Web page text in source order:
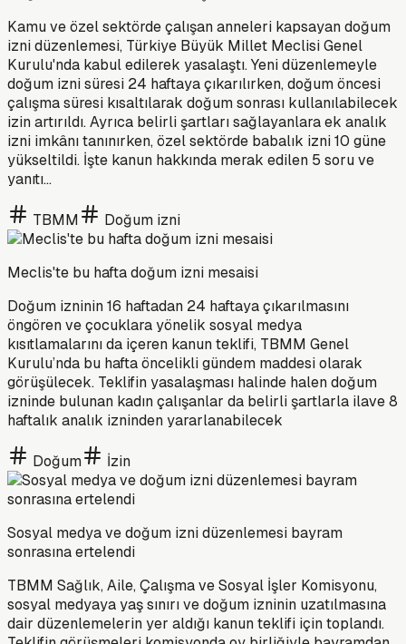
Kamu ve özel sektörde çalışan anneleri kapsayan doğum
izni düzenlemesi, Türkiye Büyük Millet Meclisi Genel
Kurulu'nda kabul edilerek yasalaştı. Yeni düzenlemeyle
doğum izni süresi 24 haftaya çıkarılırken, doğum öncesi
çalışma süresi kısaltılarak doğum sonrası kullanılabilecek
izin artırıldı. Ayrıca belirli şartları sağlayanlara ek analık
izni imkânı tanınırken, özel sektörde babalık izni 10 güne
yükseltildi. İşte kanun hakkında merak edilen 5 soru ve
yanıtı...
TBMM Doğum izni
Meclis'te bu hafta doğum izni mesaisi
Doğum izninin 16 haftadan 24 haftaya çıkarılmasını
öngören ve çocuklara yönelik sosyal medya
kısıtlamalarını da içeren kanun teklifi, TBMM Genel
Kurulu’nda bu hafta öncelikli gündem maddesi olarak
görüşülecek. Teklifin yasalaşması halinde halen doğum
izninde bulunan kadın çalışanlar da belirli şartlarla ilave 8
haftalık analık izninden yararlanabilecek
Doğum İzin
Sosyal medya ve doğum izni düzenlemesi bayram
sonrasına ertelendi
TBMM Sağlık, Aile, Çalışma ve Sosyal İşler Komisyonu,
sosyal medyaya yaş sınırı ve doğum izninin uzatılmasına
dair düzenlemelerin yer aldığı kanun teklifi için toplandı.